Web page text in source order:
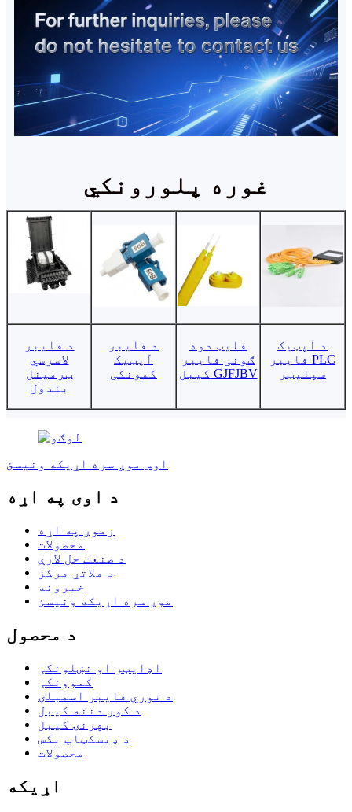
غوره پلورونکي
د فایبر
لاسرسي
ټرمینل
بندول
د فایبر
آپټیک
کمونکی
فلیټ دوه
ګونی فایبر
کیبل GJFJBV
د آپټیک
فایبر PLC
سپلیټر
اوس موږ سره اړیکه ونیسئ
د اوی په اړه
زموږ په اړه
محصولات
د صنعت حل لارې
د ملاتړ مرکز
خبرونه
موږ سره اړیکه ونیسئ
د محصول
اډاپټر او نښلونکی
کموونکی
د نوري فایبر اسمبلۍ
د کور دننه کیبل
بهرنۍ کیبل
د ډیسکټاپ بکس
محصولات
اړیکه